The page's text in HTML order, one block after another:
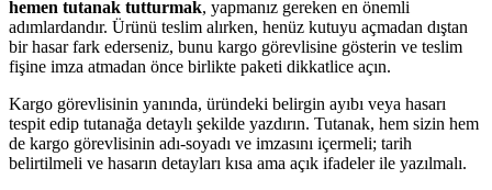
hemen tutanak tutturmak, yapmanız gereken en önemli
adımlardandır. Ürünü teslim alırken, henüz kutuyu açmadan dıştan
bir hasar fark ederseniz, bunu kargo görevlisine gösterin ve teslim
fişine imza atmadan önce birlikte paketi dikkatlice açın.
Kargo görevlisinin yanında, üründeki belirgin ayıbı veya hasarı
tespit edip tutanağa detaylı şekilde yazdırın. Tutanak, hem sizin hem
de kargo görevlisinin adı-soyadı ve imzasını içermeli; tarih
belirtilmeli ve hasarın detayları kısa ama açık ifadeler ile yazılmalı.